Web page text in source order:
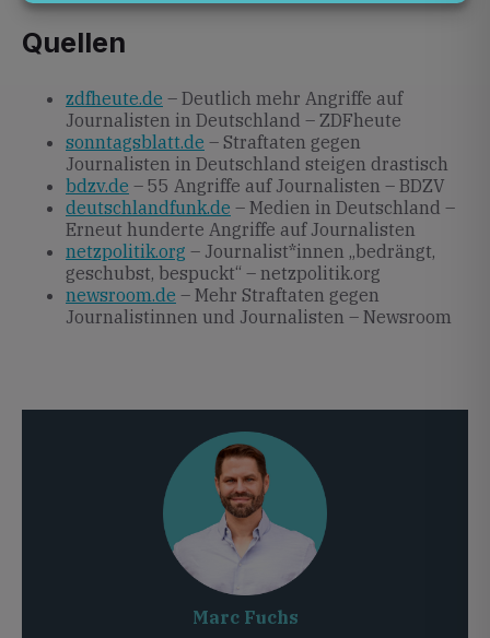
Quellen
zdfheute.de – Deutlich mehr Angriffe auf
Journalisten in Deutschland – ZDFheute
sonntagsblatt.de – Straftaten gegen
Journalisten in Deutschland steigen drastisch
bdzv.de – 55 Angriffe auf Journalisten – BDZV
deutschlandfunk.de – Medien in Deutschland –
Erneut hunderte Angriffe auf Journalisten
netzpolitik.org – Journalist*innen „bedrängt,
geschubst, bespuckt“ – netzpolitik.org
newsroom.de – Mehr Straftaten gegen
Journalistinnen und Journalisten – Newsroom
Marc Fuchs